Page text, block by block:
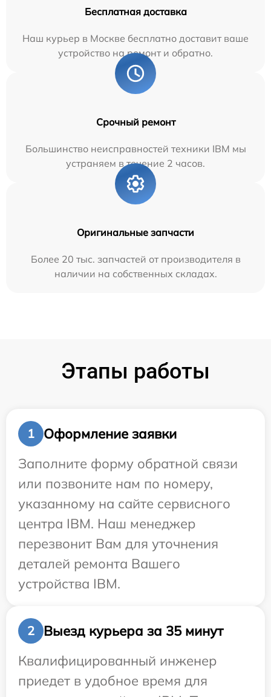
Бесплатная доставка
Наш курьер в Москве бесплатно доставит ваше
устройство на ремонт и обратно.
Срочный ремонт
Большинство неисправностей техники IBM мы
устраняем в течение 2 часов.
Оригинальные запчасти
Более 20 тыс. запчастей от производителя в
наличии на собственных складах.
Этапы работы
1
Оформление заявки
Заполните форму обратной связи
или позвоните нам по номеру,
указанному на сайте сервисного
центра IBM. Наш менеджер
перезвонит Вам для уточнения
деталей ремонта Вашего
устройства IBM.
2
Выезд курьера за 35 минут
Квалифицированный инженер
приедет в удобное время для